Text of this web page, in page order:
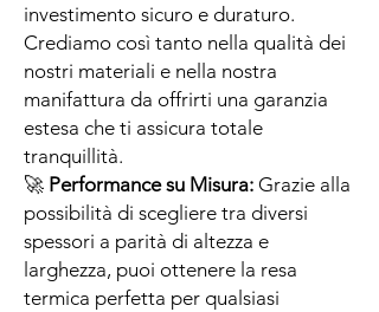
investimento sicuro e duraturo.
Crediamo così tanto nella qualità dei
nostri materiali e nella nostra
manifattura da offrirti una garanzia
estesa che ti assicura totale
tranquillità.
🚀 Performance su Misura: Grazie alla
possibilità di scegliere tra diversi
spessori a parità di altezza e
larghezza, puoi ottenere la resa
termica perfetta per qualsiasi